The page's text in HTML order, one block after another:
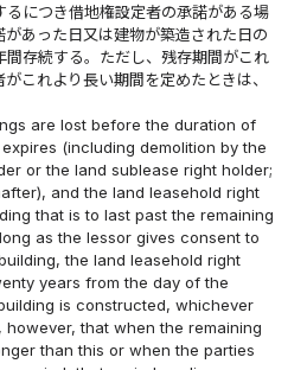
るにつき借地権設定者の承諾がある場
あった日又は建物が築造された日の
間存続する。ただし、残存期間がこれ
これより長い期間を定めたときは、
are lost before the duration of
(including demolition by the
or the land sublease right holder;
and the land leasehold right
that is to last past the remaining
as the lessor gives consent to
the land leasehold right
years from the day of the
is constructed, whichever
however, that when the remaining
than this or when the parties